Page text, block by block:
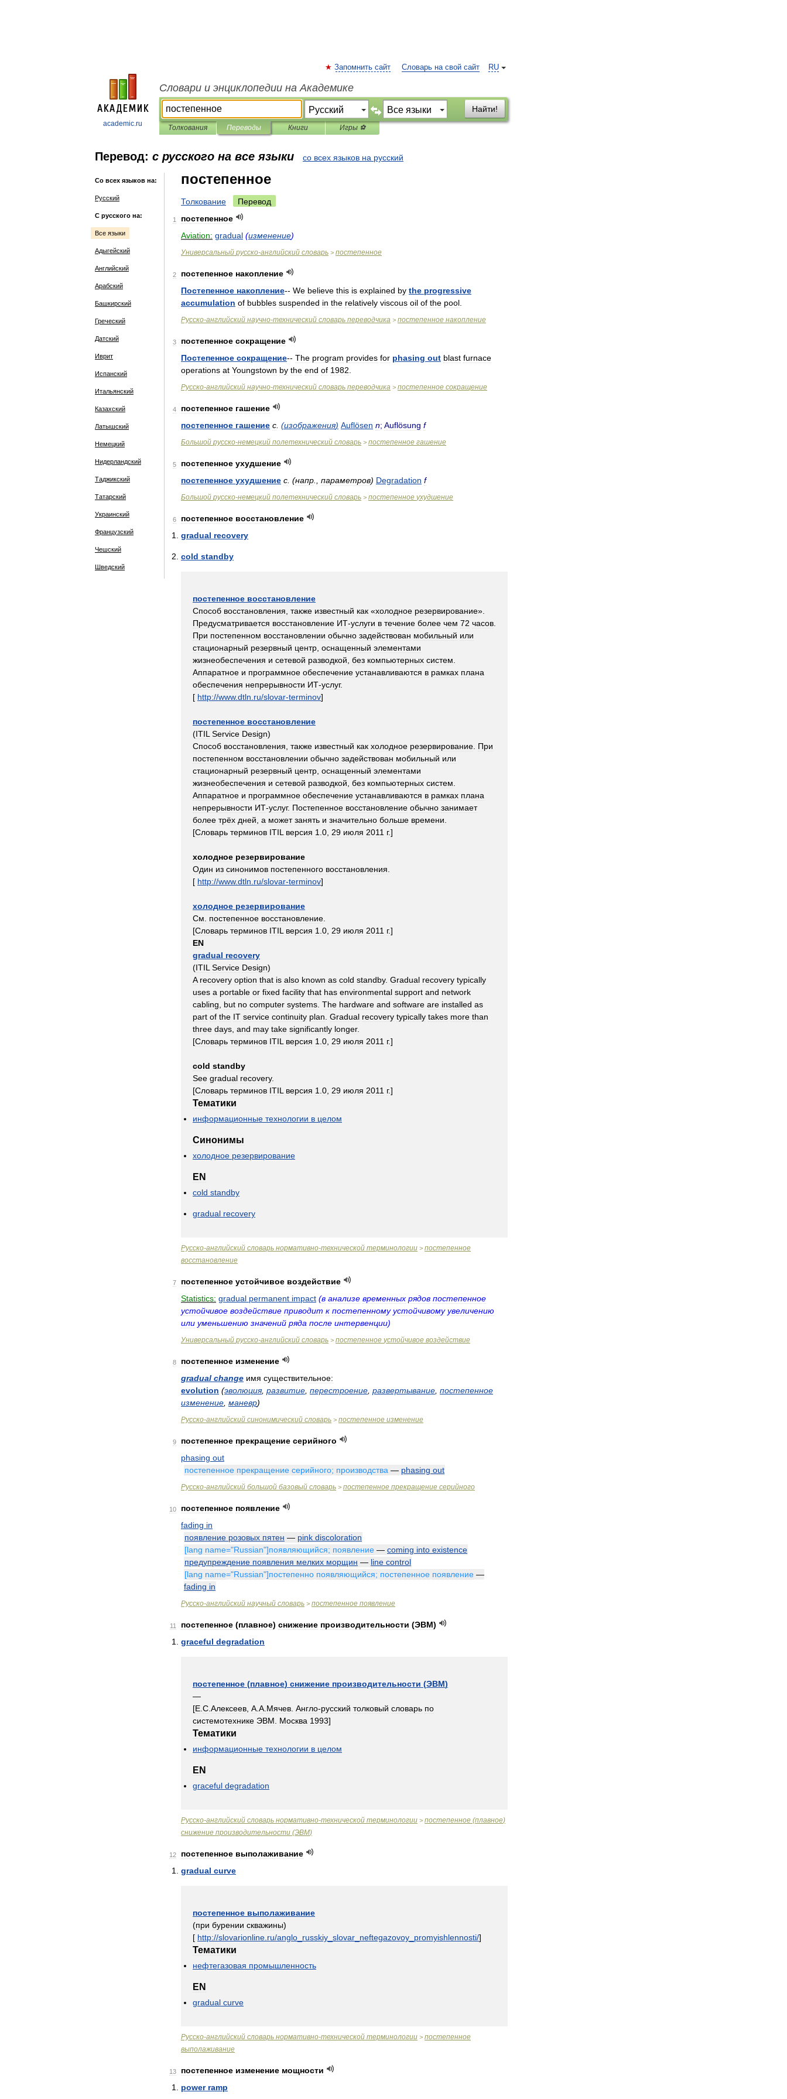
academic.ru
RU
Запомнить сайт Словарь на свой сайт
Словари и энциклопедии на Академике
Найти!
Толкования Переводы Книги Игры ⚽
Перевод: с русского на все языки со всех языков на русский
Со всех языков на:
Русский
С русского на:
Все языки
Адыгейский
Английский
Арабский
Башкирский
Греческий
Датский
Иврит
Испанский
Итальянский
Казахский
Латышский
Немецкий
Нидерландский
Таджикский
Татарский
Украинский
Французский
Чешский
Шведский
постепенное
Толкование Перевод
1
постепенное
Aviation: gradual (изменение)
Универсальный русско-английский словарь > постепенное
2 постепенное накопление
Постепенное накопление-- We believe this is explained by the progressive
accumulation of bubbles suspended in the relatively viscous oil of the pool
Русско-английский научно-технический словарь переводчика > постепенное накопление
3 постепенное сокращение
Постепенное сокращение-- The program provides for phasing out blast furnace
operations at Youngstown by the end of 1982
Русско-английский научно-технический словарь переводчика > постепенное сокращение
4 постепенное гашение
постепенное гашение с (изображения) Auflösen n; Auflösung f
Большой русско-немецкий полетехнический словарь > постепенное гашение
5 постепенное ухудшение
постепенное ухудшение с (напр параметров) Degradation f
Большой русско-немецкий полетехнический словарь > постепенное ухудшение
6 постепенное восстановление
gradual recovery
cold standby
постепенное восстановление
Способ восстановления также известный как «холодное резервирование».
Предусматривается восстановление ИТ-услуги в течение более чем 72 часов
При постепенном восстановлении обычно задействован мобильный или
стационарный резервный центр оснащенный элементами
жизнеобеспечения и сетевой разводкой без компьютерных систем
Аппаратное и программное обеспечение устанавливаются в рамках плана
обеспечения непрерывности ИТ-услуг.
[ http://www.dtln ru/slovar-terminov]
постепенное восстановление
(ITIL Service Design)
Способ восстановления также известный как холодное резервирование При
постепенном восстановлении обычно задействован мобильный или
стационарный резервный центр оснащенный элементами
жизнеобеспечения и сетевой разводкой без компьютерных систем
Аппаратное и программное обеспечение устанавливаются в рамках плана
непрерывности ИТ-услуг. Постепенное восстановление обычно занимает
более трёх дней а может занять и значительно больше времени
[Словарь терминов ITIL версия 1 0 29 июля 2011 г.]
холодное резервирование
Один из синонимов постепенного восстановления
[ http://www.dtln ru/slovar-terminov]
холодное резервирование
См
постепенное восстановление
[Словарь терминов ITIL версия 1 0 29 июля 2011 г.]
EN
gradual recovery
(ITIL Service Design)
A recovery option that is also known as cold standby. Gradual recovery typically
uses a portable or fixed facility that has environmental support and network
cabling
but no computer systems The hardware and software are installed as
part of the IT service continuity plan Gradual recovery typically takes more than
three days and may take significantly longer.
[Словарь терминов ITIL версия 1 0 29 июля 2011 г.]
cold standby
See gradual recovery.
[Словарь терминов ITIL версия 1 0 29 июля 2011 г.]
Тематики
информационные технологии в целом
Синонимы
холодное резервирование
EN
cold standby
gradual recovery
Русско-английский словарь нормативно-технической терминологии > постепенное
восстановление
7 постепенное устойчивое воздействие
Statistics: gradual permanent impact (в анализе временных рядов постепенное
устойчивое воздействие приводит к постепенному устойчивому увеличению
или уменьшению значений ряда после интервенции)
Универсальный русско-английский словарь > постепенное устойчивое воздействие
8 постепенное изменение
gradual change имя существительное:
evolution (эволюция, развитие перестроение развертывание постепенное
изменение маневр)
Русско-английский синонимический словарь > постепенное изменение
9 постепенное прекращение серийного
phasing out
постепенное прекращение серийного; производства — phasing out
Русско-английский большой базовый словарь > постепенное прекращение серийного
10 постепенное появление
fading in
появление розовых пятен — pink discoloration
[lang name="Russian"]появляющийся; появление — coming into existence
предупреждение появления мелких морщин — line control
[lang name="Russian"]постепенно появляющийся; постепенное появление —
fading in
Русско-английский научный словарь > постепенное появление
11 постепенное (плавное) снижение производительности (ЭВМ)
graceful degradation
постепенное (плавное) снижение производительности (ЭВМ)
—
[Е С Алексеев А А Мячев Англо-русский толковый словарь по
системотехнике ЭВМ Москва 1993]
Тематики
информационные технологии в целом
EN
graceful degradation
Русско-английский словарь нормативно-технической терминологии > постепенное (плавное)
снижение производительности (ЭВМ)
12 постепенное выполаживание
gradual curve
постепенное выполаживание
(при бурении скважины)
[ http://slovarionline ru/anglo russkiy slovar neftegazovoy promyishlennosti/]
Тематики
нефтегазовая промышленность
EN
gradual curve
Русско-английский словарь нормативно-технической терминологии > постепенное
выполаживание
13 постепенное изменение мощности
power ramp